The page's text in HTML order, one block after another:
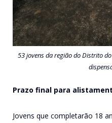
53 jovens da região do Distrito
Prazo final para
Jovens que completarão 18